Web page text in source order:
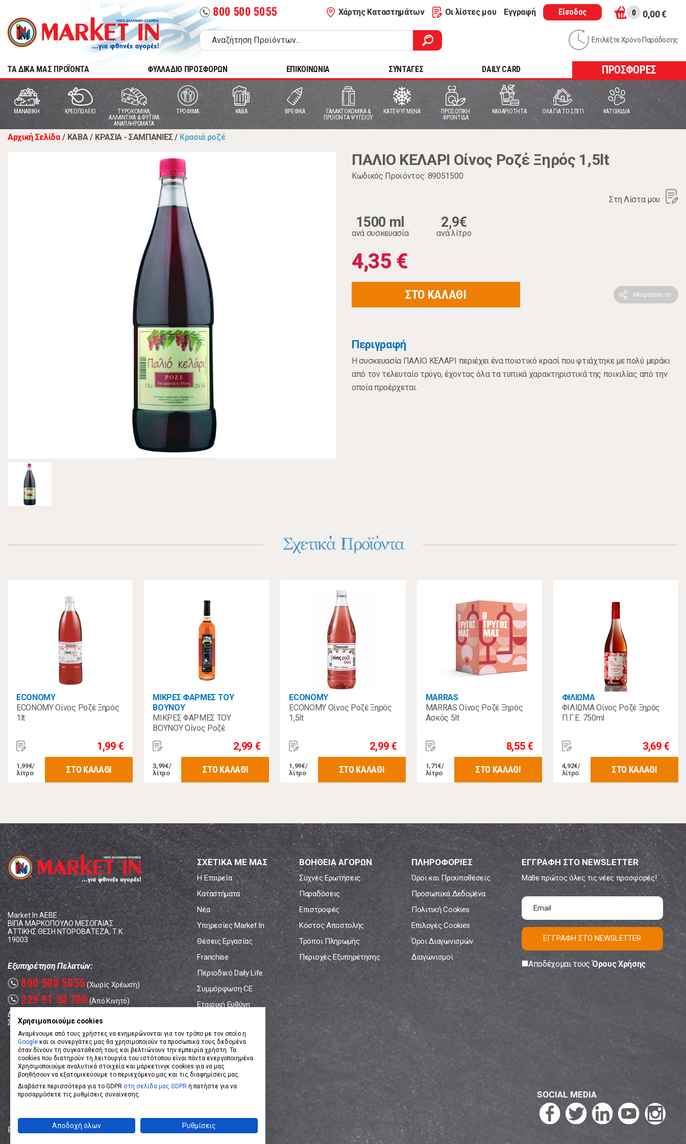
call 800 500 5055 Χάρτης Καταστημάτων Οι λίστες μου Εγγραφή Είσοδος 0 0,00 €
Επιλέξτε Χρόνο Παράδοσης
TA ΔΙΚΑ ΜΑΣ ΠΡΟΪΟΝΤΑ ΦΥΛΛΑΔΙΟ ΠΡΟΣΦΟΡΩΝ ΕΠΙΚΟΙΝΩΝΙΑ ΣΥΝΤΑΓΕΣ DAILY CARD ΠΡΟΣΦΟΡΕΣ
MANABIKH ΚΡΕΟΠΩΛΕΙΟ
ΤΥΡΟΚΟΜΙΚΑ,
ΑΛΛΑΝΤΙΚΑ & ΦΥΤΙΚΑ
ΑΝΑΠΛΗΡΩΜΑΤΑ
ΤΡΟΦΙΜΑ ΚΑΒΑ ΒΡΕΦΙΚΑ
ΓΑΛΑΚΤΟΚΟΜΙΚΑ &
ΠΡΟΙΟΝΤΑ ΨΥΓΕΙΟΥ
ΚΑΤΕΨΥΓΜΕΝΑ
ΠΡΟΣΩΠΙΚΗ
ΦΡΟΝΤΙΔΑ
ΚΑΘΑΡΙΟΤΗΤΑ ΟΛΑ ΓΙΑ ΤΟ ΣΠΙΤΙ ΚΑΤΟΙΚΙΔΙΑ
Αρχική Σελίδα / ΚΑΒΑ / ΚΡΑΣΙΑ - ΣΑΜΠΑΝΙΕΣ / Κρασιά ροζέ
ΠΑΛΙΟ ΚΕΛΑΡΙ Οίνος Ροζέ Ξηρός 1,5lt
Κωδικός Προϊόντος: 89051500
Στη Λίστα μου
1500 ml
ανά συσκευασία
2,9€
ανά λίτρο
4,35 €
ΣΤΟ ΚΑΛΑΘΙ Μοιράσου το
Περιγραφή
Η συσκευασία ΠΑΛΙΟ ΚΕΛΑΡΙ περιέχει ένα ποιοτικό κρασί που φτιάχτηκε με πολύ μεράκι
από τον τελευταίο τρύγο, έχοντας όλα τα τυπικά χαρακτηριστικά της ποικιλίας από την
οποία προέρχεται.
Σχετικά Προϊόντα
ECONOMY
ECONOMY Οίνος Ροζέ Ξηρός
1lt
1,99 €
1,99€/
λίτρο
ΣΤΟ ΚΑΛΑΘΙ
ΜΙΚΡΕΣ ΦΑΡΜΕΣ ΤΟΥ
ΒΟΥΝΟΥ
ΜΙΚΡΕΣ ΦΑΡΜΕΣ ΤΟΥ
ΒΟΥΝΟΥ Οίνος Ροζέ
Μακεδονικός 750ml
2,99 €
3,99€/
λίτρο
ΣΤΟ ΚΑΛΑΘΙ
ECONOMY
ECONOMY Οίνος Ροζέ Ξηρός
1,5lt
2,99 €
1,99€/
λίτρο
ΣΤΟ ΚΑΛΑΘΙ
MARRAS
MARRAS Οίνος Ροζέ Ξηρός
Ασκός 5lt
8,55 €
1,71€/
λίτρο
ΣΤΟ ΚΑΛΑΘΙ
ΦΙΛΙΩΜΑ
ΦΙΛΙΩΜΑ Οίνος Ροζέ Ξηρός
Π.Γ.Ε. 750ml
3,69 €
4,92€/
λίτρο
ΣΤΟ ΚΑΛΑΘΙ
Market In ΑΕΒΕ
ΒΙΠΑ ΜΑΡΚΟΠΟΥΛΟ ΜΕΣΟΓΑΙΑΣ
ΑΤΤΙΚΗΣ ΘΕΣΗ ΝΤΟΡΟΒΑΤΕΖΑ, Τ.Κ.
19003
Εξυπηρέτηση Πελατών:
call 800 500 5055 (Χωρίς Χρέωση)
call 229 91 50 700 (Από Κινητό)
Δευτέρα - Παρασκευή: 08:00 - 17:00
Σάββατο: 08:00 – 14:00
ΣΧΕΤΙΚΑ ΜΕ ΜΑΣ
Η Εταιρεία
Καταστήματα
Νέα
Υπηρεσίες Market In
Θέσεις Εργασίας
Franchise
Περιοδικό Daily Life
Συμμόρφωση CE
Εταιρική Ευθύνη
ΒΟΗΘΕΙΑ ΑΓΟΡΩΝ
Συχνές Ερωτήσεις
Παραδόσεις
Επιστροφές
Κόστος Αποστολής
Τρόποι Πληρωμής
Περιοχές Εξυπηρέτησης
ΠΛΗΡΟΦΟΡΙΕΣ
Όροι και Προϋποθέσεις
Προσωπικά Δεδομένα
Πολιτική Cookies
Επιλογές Cookies
Όροι Διαγωνισμών
Διαγωνισμοί
ΕΓΓΡΑΦΗ ΣΤΟ NEWSLETTER
Μάθε πρώτος όλες τις νέες προσφορές!
ΕΓΓΡΑΦΗ ΣΤΟ NEWSLETTER
Αποδέχομαι τουςΌρους Χρήσης
SOCIAL MEDIA
Powered by eShopKeyDesigned by Koolmetrix
Χρησιμοποιούμε cookies
Αναμένουμε από τους χρήστες να ενημερώνονται για τον τρόπο με τον οποίο η
Google και οι συνεργάτες μας θα χρησιμοποιούν τα προσωπικά τους δεδομένα
όταν δίνουν τη συγκατάθεσή τους και βελτιώνουν την εμπειρία χρήστη. Τα
cookies που διατηρούν τη λειτουργία του ιστότοπου είναι πάντα ενεργοποιημένα.
Χρησιμοποιούμε αναλυτικά στοιχεία και μάρκετινγκ cookies για να μας
βοηθήσουν να εξατομικεύουμε το περιεχόμενο μας και τις διαφημίσεις μας.
Διαβάστε περισσότερα για το GDPR στη σελίδα μας GDPR ή πατήστε για να
προσαρμόσετε τις ρυθμίσεις συναίνεσης.
Αποδοχή όλων Ρυθμίσεις